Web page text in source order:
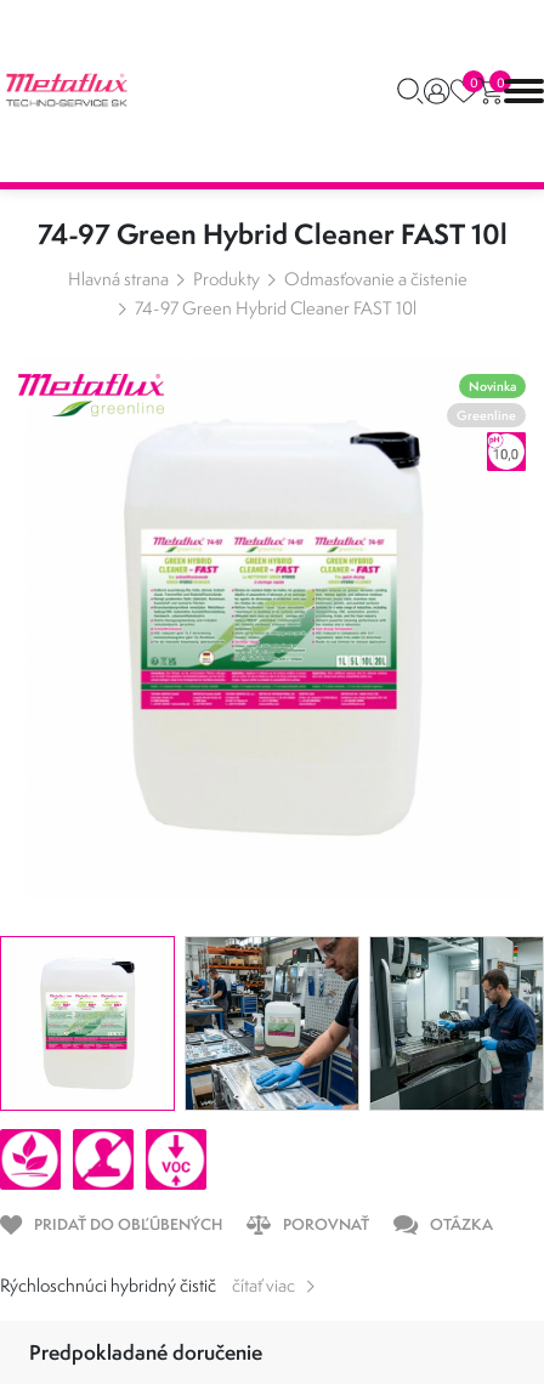
0 0
74-97 Green Hybrid Cleaner FAST 10l
Hlavná strana Produkty
Odmasťovanie a čistenie
74-97 Green Hybrid Cleaner FAST 10l
Novinka
Greenline
PRIDAŤ DO OBĽÚBENÝCH POROVNAŤ OTÁZKA
Rýchloschnúci hybridný čistič čítať viac
Predpokladané doručenie